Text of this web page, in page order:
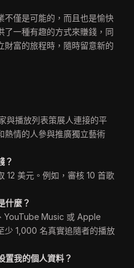
不僅是可能的，而且也是愉快
了一種有趣的方式來賺錢，同
財富的旅程時，隨時留意新的
與播放列表策展人連接的平
熱情的人參與推廣獨立藝術
？
12 美元。例如，審核 10 首歌
什麼？
YouTube Music 或 Apple
少 1,000 名真實追隨者的播放
我的個人資料？